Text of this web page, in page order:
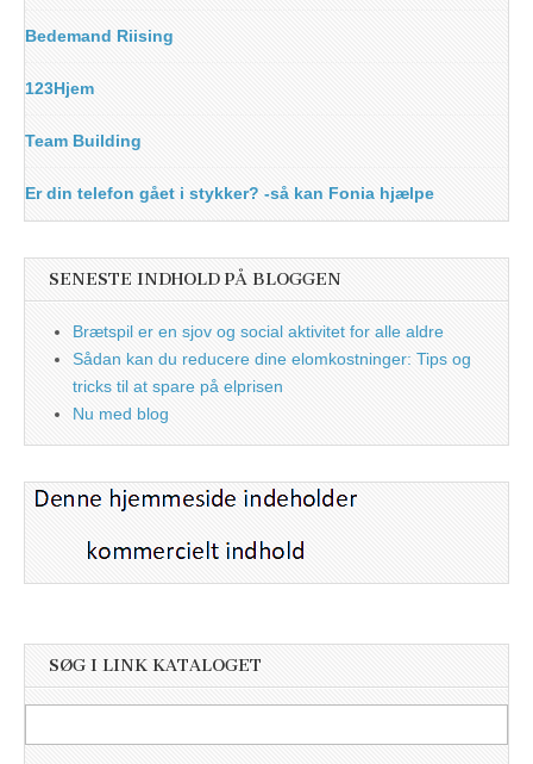
Bedemand Riising
123Hjem
Team Building
Er din telefon gået i stykker? -så kan Fonia hjælpe
SENESTE INDHOLD PÅ BLOGGEN
Brætspil er en sjov og social aktivitet for alle aldre
Sådan kan du reducere dine elomkostninger: Tips og
tricks til at spare på elprisen
Nu med blog
SØG I LINK KATALOGET